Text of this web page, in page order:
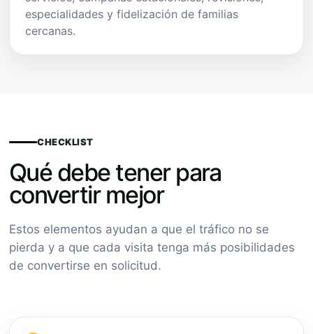
especialidades y fidelización de familias
cercanas.
CHECKLIST
Qué debe tener para
convertir mejor
Estos elementos ayudan a que el tráfico no se
pierda y a que cada visita tenga más posibilidades
de convertirse en solicitud.